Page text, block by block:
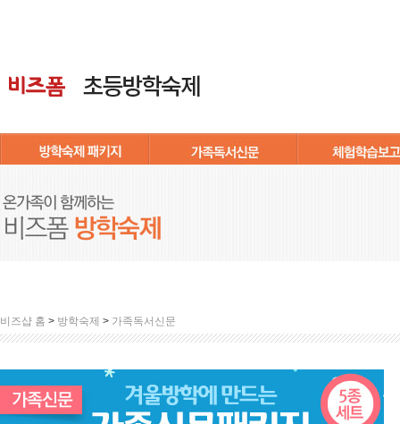
비즈샵 홈 > 방학숙제 > 가족독서신문